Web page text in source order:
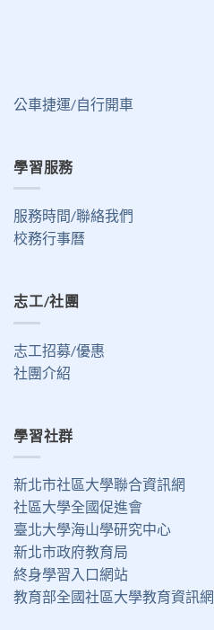
公車捷運/自行開車
學習服務
服務時間/聯絡我們
校務行事曆
志工/社團
志工招募/優惠
社團介紹
學習社群
新北市社區大學聯合資訊網
社區大學全國促進會
臺北大學海山學研究中心
新北市政府教育局
終身學習入口網站
教育部全國社區大學教育資訊網